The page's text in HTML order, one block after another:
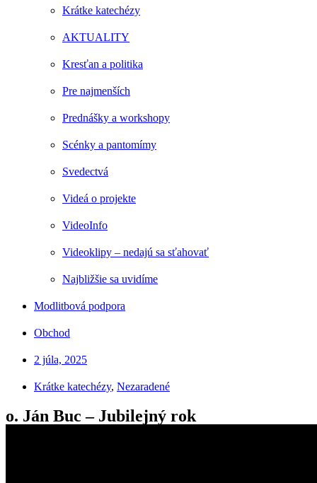
Krátke katechézy
AKTUALITY
Kresťan a politika
Pre najmenších
Prednášky a workshopy
Scénky a pantomímy
Svedectvá
Videá o projekte
VideoInfo
Videoklipy – nedajú sa sťahovať
Najbližšie sa uvidíme
Modlitbová podpora
Obchod
2 júla, 2025
Krátke katechézy, Nezaradené
o. Ján Buc – Jubilejný rok